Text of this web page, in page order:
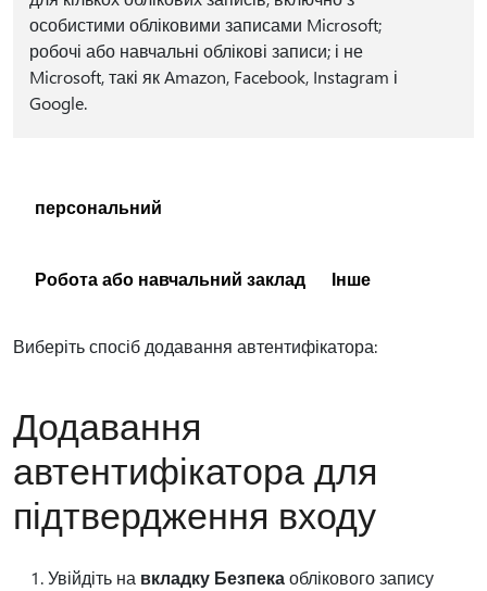
особистими обліковими записами Microsoft;
робочі або навчальні облікові записи; і не
Microsoft, такі як Amazon, Facebook, Instagram і
Google.
персональний
Робота або навчальний заклад Інше
Виберіть спосіб додавання автентифікатора:
Додавання
автентифікатора для
підтвердження входу
Увійдіть на вкладку Безпекаоблікового запису